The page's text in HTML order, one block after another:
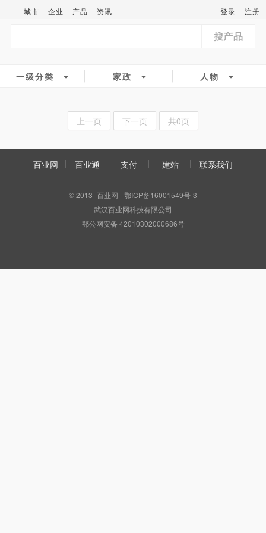
城市 企业 产品 资讯 登录 注册
搜产品
一级分类 家政 人物
上一页 下一页 共0页
百业网 百业通 支付 建站 联系我们
© 2013 -百业网- 鄂ICP备16001549号-3
武汉百业网科技有限公司
鄂公网安备 42010302000686号